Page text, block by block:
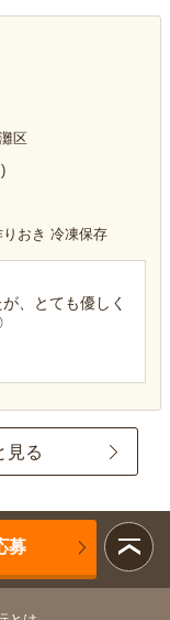
区
おき 冷凍保存
、とても優しく
見る
募